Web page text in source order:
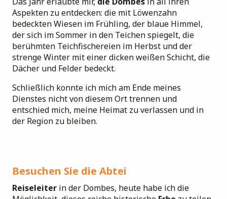
Aspekten zu entdecken: die mit Löwenzahn
bedeckten Wiesen im Frühling, der blaue Himmel,
der sich im Sommer in den Teichen spiegelt, die
berühmten Teichfischereien im Herbst und der
strenge Winter mit einer dicken weißen Schicht, die
Dächer und Felder bedeckt.
Schließlich konnte ich mich am Ende meines
Dienstes nicht von diesem Ort trennen und
entschied mich, meine Heimat zu verlassen und in
der Region zu bleiben.
Besuchen Sie die Abtei
Reiseleiter in der Dombes, heute habe ich die